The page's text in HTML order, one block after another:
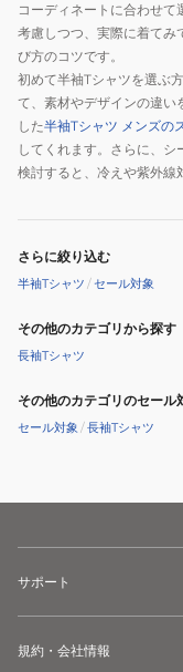
コーディネートに合わせ
考慮しつつ、実際に着てみ
び方のコツです。
初めて半袖Tシャツを選ぶ
て、素材やデザインの違い
した半袖Tシャツ メンズの
してくれます。さらに、シ
検討すると、冷えや紫外線
さらに絞り込む
半袖Tシャツ /セール対象
その他のカテゴリから探す
長袖Tシャツ
その他のカテゴリのセール
セール対象 /長袖Tシャツ
サポート
規約・会社情報